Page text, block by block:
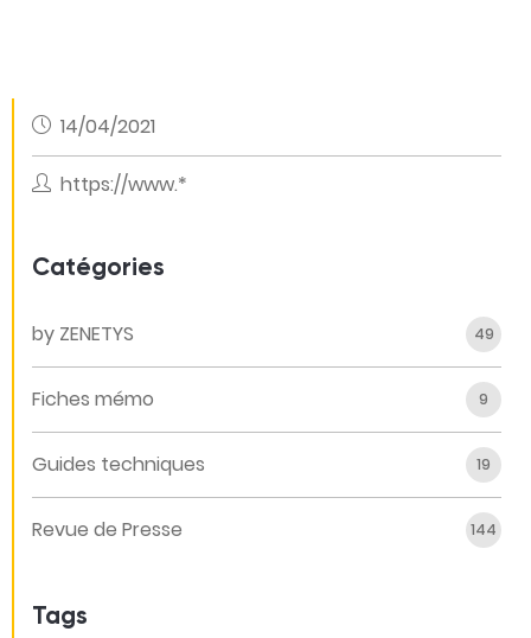
14/04/2021
https://www.*
Catégories
by ZENETYS 49
Fiches mémo 9
Guides techniques 19
Revue de Presse 144
Tags